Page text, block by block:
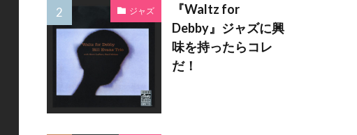
ジャズ
『Waltz for
Debby』ジャズに興
味を持ったらコレ
だ！